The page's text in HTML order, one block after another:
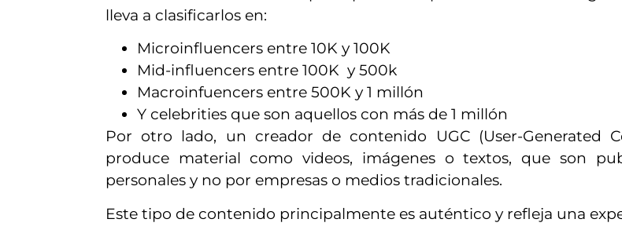
lleva a clasificarlos en:
Microinfluencers entre 10K y 100K
Mid-influencers entre 100K y 500k
Macroinfuencers entre 500K y 1 millón
Y celebrities que son aquellos con más de 1 millón
Por otro lado, un creador de contenido UGC (User-Generated
produce material como videos, imágenes o textos, que son
personales y no por empresas o medios tradicionales.
Este tipo de contenido principalmente es auténtico y refleja una